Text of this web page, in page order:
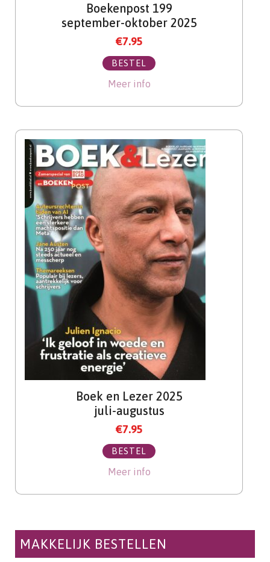
Boekenpost 199
september-oktober 2025
€7.95
BESTEL
Meer info
Boek en Lezer 2025
juli-augustus
€7.95
BESTEL
Meer info
MAKKELIJK BESTELLEN